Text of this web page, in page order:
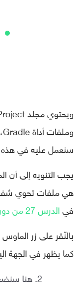
سنعمل عليه في هذه
هي ملفات تحوي
فيالدرس 27 من دورة كوتلن
كما يظهر في الجهة